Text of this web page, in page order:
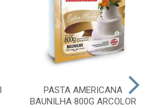
PASTA AMERICANA
BAUNILHA 800G ARCOLOR